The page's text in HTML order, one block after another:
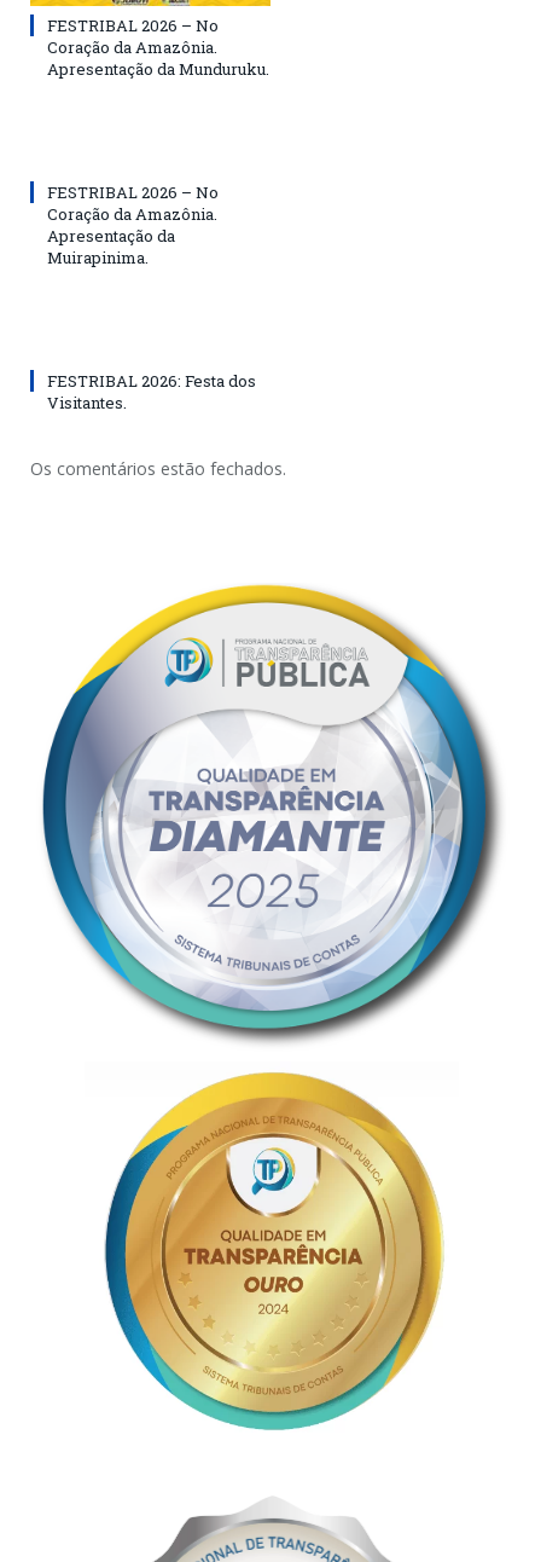
FESTRIBAL 2026 – No
Coração da Amazônia.
Apresentação da Munduruku.
FESTRIBAL 2026 – No
Coração da Amazônia.
Apresentação da
Muirapinima.
FESTRIBAL 2026: Festa dos
Visitantes.
Os comentários estão fechados.